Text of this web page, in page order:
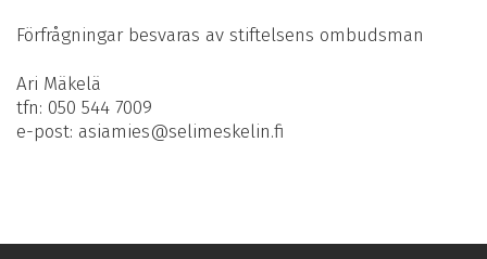
Förfrågningar besvaras av stiftelsens ombudsman
Ari Mäkelä
tfn: 050 544 7009
e-post: asiamies@selimeskelin.fi